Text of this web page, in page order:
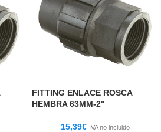
FITTING ENLACE ROSCA
HEMBRA 63MM-2"
15,39€ IVA no incluido